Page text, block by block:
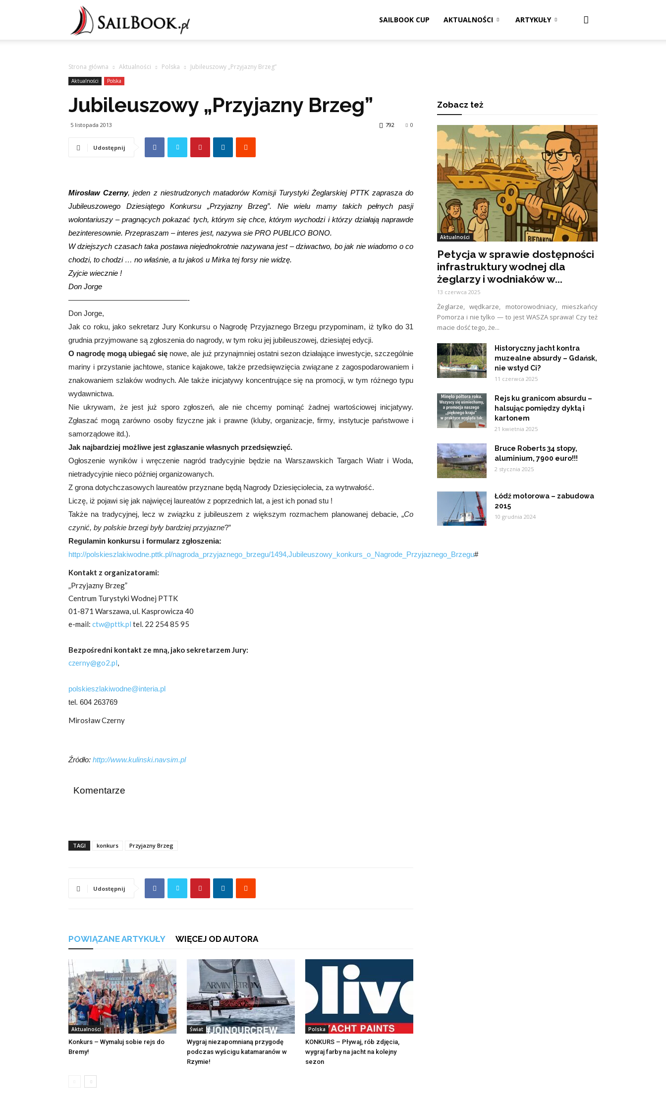
SAILBOOK CUP AKTUALNOŚCI ARTYKUŁY
Strona główna Aktualności Polska Jubileuszowy „Przyjazny Brzeg”
Aktualności Polska
Jubileuszowy „Przyjazny Brzeg”
5 listopada 2013 0
792
Udostępnij
Mirosław Czerny, jeden z niestrudzonych matadorów Komisji Turystyki Żeglarskiej PTTK zaprasza do
Jubileuszowego Dziesiątego Konkursu „Przyjazny Brzeg”. Nie wielu mamy takich pełnych pasji
wolontariuszy – pragnących pokazać tych, którym się chce, którym wychodzi i którzy działają naprawde
bezinteresownie. Przepraszam – interes jest, nazywa sie PRO PUBLICO BONO.
W dziejszych czasach taka postawa niejednokrotnie nazywana jest – dziwactwo, bo jak nie wiadomo o co
chodzi, to chodzi … no właśnie, a tu jakoś u Mirka tej forsy nie widzę.
Zyjcie wiecznie !
Don Jorge
————————————————-
Don Jorge,
Jak co roku, jako sekretarz Jury Konkursu o Nagrodę Przyjaznego Brzegu przypominam, iż tylko do 31
grudnia przyjmowane są zgłoszenia do nagrody, w tym roku jej jubileuszowej, dziesiątej edycji.
O nagrodę mogą ubiegać się nowe, ale już przynajmniej ostatni sezon działające inwestycje, szczególnie
mariny i przystanie jachtowe, stanice kajakowe, także przedsięwzięcia związane z zagospodarowaniem i
znakowaniem szlaków wodnych. Ale także inicjatywy koncentrujące się na promocji, w tym różnego typu
wydawnictwa.
Nie ukrywam, że jest już sporo zgłoszeń, ale nie chcemy pominąć żadnej wartościowej inicjatywy.
Zgłaszać mogą zarówno osoby fizyczne jak i prawne (kluby, organizacje, firmy, instytucje państwowe i
samorządowe itd.).
Jak najbardziej możliwe jest zgłaszanie własnych przedsięwzięć.
Ogłoszenie wyników i wręczenie nagród tradycyjnie będzie na Warszawskich Targach Wiatr i Woda,
nietradycyjnie nieco później organizowanych.
Z grona dotychczasowych laureatów przyznane będą Nagrody Dziesięciolecia, za wytrwałość.
Liczę, iż pojawi się jak najwięcej laureatów z poprzednich lat, a jest ich ponad stu !
Także na tradycyjnej, lecz w związku z jubileuszem z większym rozmachem planowanej debacie, „Co
czynić, by polskie brzegi były bardziej przyjazne?”
Regulamin konkursu i formularz zgłoszenia:
http://polskieszlakiwodne.pttk.pl/nagroda_przyjaznego_brzegu/1494,Jubileuszowy_konkurs_o_Nagrode_Przyjaznego_Brzegu#
Kontakt z organizatorami:
„Przyjazny Brzeg”
Centrum Turystyki Wodnej PTTK
01-871 Warszawa, ul. Kasprowicza 40
e-mail: ctw@pttk.pl tel. 22 254 85 95
Bezpośredni kontakt ze mną, jako sekretarzem Jury:
czerny@go2.pl,
polskieszlakiwodne@interia.pl
tel. 604 263769
Mirosław Czerny
Źródło: http://www.kulinski.navsim.pl
Komentarze
TAGI konkurs Przyjazny Brzeg
Udostępnij
POWIĄZANE ARTYKUŁY WIĘCEJ OD AUTORA
Aktualności
Konkurs – Wymaluj sobie rejs do
Bremy!
Świat
Wygraj niezapomnianą przygodę
podczas wyścigu katamaranów w
Rzymie!
Polska
KONKURS – Pływaj, rób zdjęcia,
wygraj farby na jacht na kolejny
sezon
Zobacz też
Aktualności
Petycja w sprawie dostępności
infrastruktury wodnej dla
żeglarzy i wodniaków w...
13 czerwca 2025
Żeglarze, wędkarze, motorowodniacy, mieszkańcy
Pomorza i nie tylko — to jest WASZA sprawa! Czy też
macie dość tego, że...
Historyczny jacht kontra
muzealne absurdy – Gdańsk,
nie wstyd Ci?
11 czerwca 2025
Rejs ku granicom absurdu –
halsując pomiędzy dyktą i
kartonem
21 kwietnia 2025
Bruce Roberts 34 stopy,
aluminium, 7900 euro!!!
2 stycznia 2025
Łódź motorowa – zabudowa
2015
10 grudnia 2024